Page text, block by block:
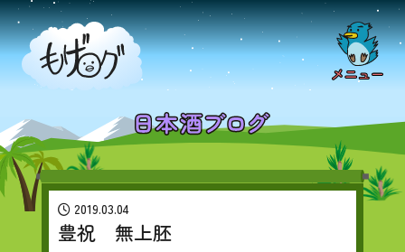
2019.03.04
豊祝 無上胚